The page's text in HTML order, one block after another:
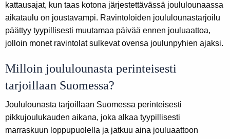
kattausajat, kun taas kotona järjestettävässä joululounaassa
aikataulu on joustavampi. Ravintoloiden joululounastarjoilu
päättyy tyypillisesti muutamaa päivää ennen jouluaattoa,
jolloin monet ravintolat sulkevat ovensa joulunpyhien ajaksi.
Milloin joululounasta perinteisesti
tarjoillaan Suomessa?
Joululounasta tarjoillaan Suomessa perinteisesti
pikkujoulukauden aikana, joka alkaa tyypillisesti
marraskuun loppupuolella ja jatkuu aina jouluaattoon